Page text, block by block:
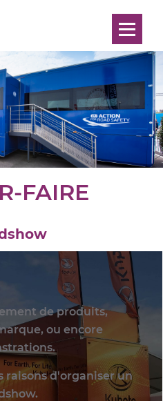
FAIRE
de produits,
ou encore
raisons d'organiser un